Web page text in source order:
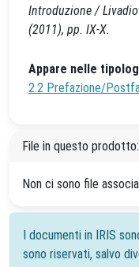
Introduzione /
(2011), pp. IX-X.
Appare nelle
2.2 Prefazione/
File in questo prodotto:
Non ci sono file
I documenti in IRIS
sono riservati, salvo